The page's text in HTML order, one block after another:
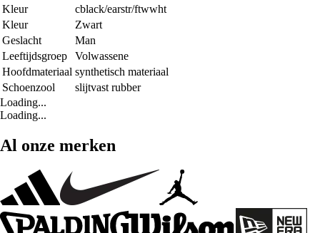
Kleur
cblack/earstr/ftwwht
Kleur
Zwart
Geslacht
Man
Leeftijdsgroep
Volwassene
Hoofdmateriaal synthetisch materiaal
Schoenzool
slijtvast rubber
Loading...
Loading...
Al onze merken